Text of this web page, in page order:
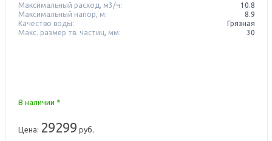
Максимальный расход, м3/ч:
10.8
Максимальный напор, м:
8.9
Качество воды:
Грязная
Макс. размер тв. частиц, мм:
30
В наличии *
Цена: 29299 руб.